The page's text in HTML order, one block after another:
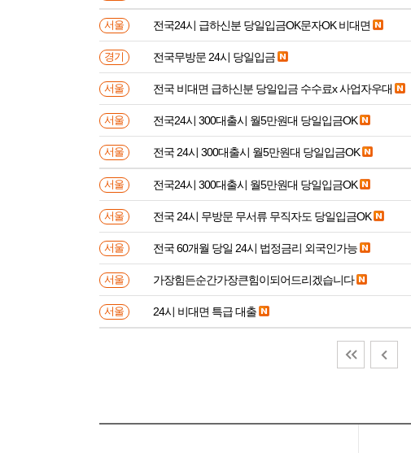
서울 전국24시 급하신분 당일입금OK문자OK 비대면
경기 전국무방문 24시 당일입금
서울 전국 비대면 급하신분 당일입금 수수료x 사업자우대
서울 전국24시 300대출시 월5만원대 당일입금OK
서울 전국 24시 300대출시 월5만원대 당일입금OK
서울 전국24시 300대출시 월5만원대 당일입금OK
서울 전국 24시 무방문 무서류 무직자도 당일입금OK
서울 전국 60개월 당일 24시 법정금리 외국인가능
서울 가장힘든순간가장큰힘이되어드리겠습니다
서울 24시 비대면 특급 대출